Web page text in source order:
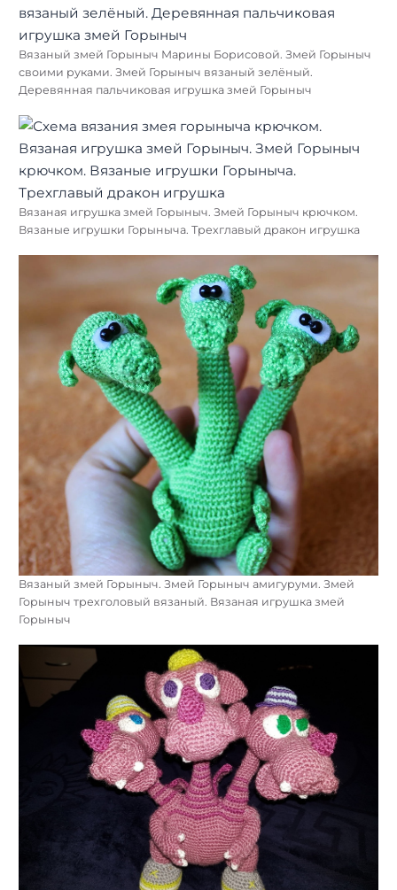
Вязаный змей Горыныч Марины Борисовой. Змей Горыныч
своими руками. Змей Горыныч вязаный зелёный.
Деревянная пальчиковая игрушка змей Горыныч
Вязаная игрушка змей Горыныч. Змей Горыныч крючком.
Вязаные игрушки Горыныча. Трехглавый дракон игрушка
Вязаный змей Горыныч. Змей Горыныч амигуруми. Змей
Горыныч трехголовый вязаный. Вязаная игрушка змей
Горыныч